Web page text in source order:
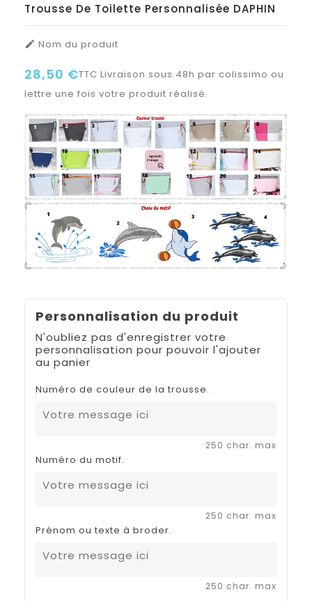
Trousse De Toilette Personnalisée DAPHIN
 Nom du produit
28,50 €TTC Livraison sous 48h par colissimo ou
lettre une fois votre produit réalisé.
Personnalisation du produit
N'oubliez pas d'enregistrer votre
personnalisation pour pouvoir l'ajouter
au panier
Numéro de couleur de la trousse.
250 char. max
Numéro du motif.
250 char. max
Prénom ou texte à broder.
250 char. max